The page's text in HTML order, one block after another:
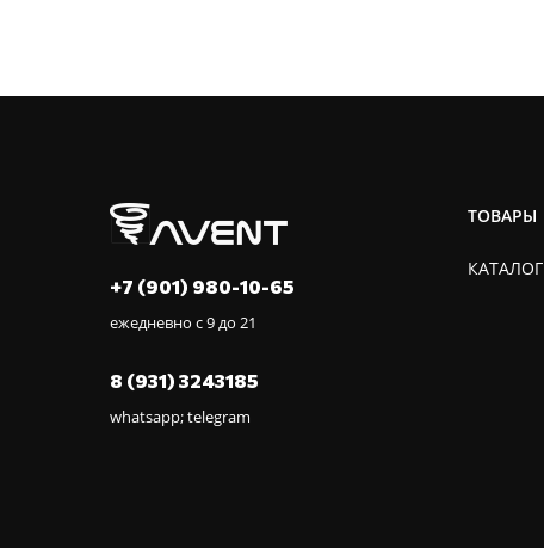
+7 (901) 980-10-65
ежедневно с 9 до 21
8 (931) 3243185
whatsapp; telegram
ТОВАРЫ
КАТАЛОГ